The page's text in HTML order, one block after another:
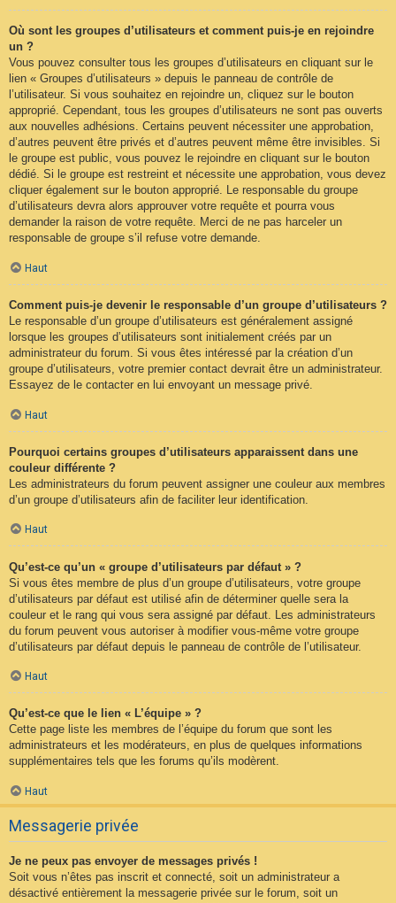
Où sont les groupes d’utilisateurs et comment puis-je en rejoindre
un ?
Vous pouvez consulter tous les groupes d’utilisateurs en cliquant sur le
lien « Groupes d’utilisateurs » depuis le panneau de contrôle de
l’utilisateur. Si vous souhaitez en rejoindre un, cliquez sur le bouton
approprié. Cependant, tous les groupes d’utilisateurs ne sont pas ouverts
aux nouvelles adhésions. Certains peuvent nécessiter une approbation,
d’autres peuvent être privés et d’autres peuvent même être invisibles. Si
le groupe est public, vous pouvez le rejoindre en cliquant sur le bouton
dédié. Si le groupe est restreint et nécessite une approbation, vous devez
cliquer également sur le bouton approprié. Le responsable du groupe
d’utilisateurs devra alors approuver votre requête et pourra vous
demander la raison de votre requête. Merci de ne pas harceler un
responsable de groupe s’il refuse votre demande.
Haut
Comment puis-je devenir le responsable d’un groupe d’utilisateurs ?
Le responsable d’un groupe d’utilisateurs est généralement assigné
lorsque les groupes d’utilisateurs sont initialement créés par un
administrateur du forum. Si vous êtes intéressé par la création d’un
groupe d’utilisateurs, votre premier contact devrait être un administrateur.
Essayez de le contacter en lui envoyant un message privé.
Haut
Pourquoi certains groupes d’utilisateurs apparaissent dans une
couleur différente ?
Les administrateurs du forum peuvent assigner une couleur aux membres
d’un groupe d’utilisateurs afin de faciliter leur identification.
Haut
Qu’est-ce qu’un « groupe d’utilisateurs par défaut » ?
Si vous êtes membre de plus d’un groupe d’utilisateurs, votre groupe
d’utilisateurs par défaut est utilisé afin de déterminer quelle sera la
couleur et le rang qui vous sera assigné par défaut. Les administrateurs
du forum peuvent vous autoriser à modifier vous-même votre groupe
d’utilisateurs par défaut depuis le panneau de contrôle de l’utilisateur.
Haut
Qu’est-ce que le lien « L’équipe » ?
Cette page liste les membres de l’équipe du forum que sont les
administrateurs et les modérateurs, en plus de quelques informations
supplémentaires tels que les forums qu’ils modèrent.
Haut
Messagerie privée
Je ne peux pas envoyer de messages privés !
Soit vous n’êtes pas inscrit et connecté, soit un administrateur a
désactivé entièrement la messagerie privée sur le forum, soit un